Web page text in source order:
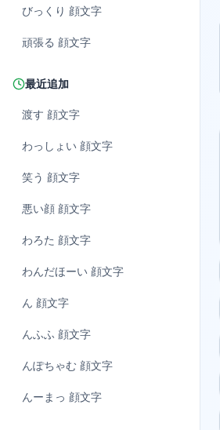
びっくり 顔文字
頑張る 顔文字
最近追加
渡す 顔文字
わっしょい 顔文字
笑う 顔文字
悪い顔 顔文字
わろた 顔文字
わんだほーい 顔文字
ん 顔文字
んふふ 顔文字
んぽちゃむ 顔文字
んーまっ 顔文字